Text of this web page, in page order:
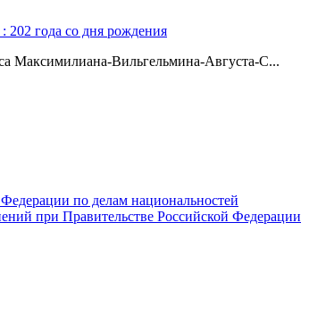
202 года со дня рождения
Максимилиана-Вильгельмина-Августа-С...
по делам национальностей
при Правительстве Российской Федерации